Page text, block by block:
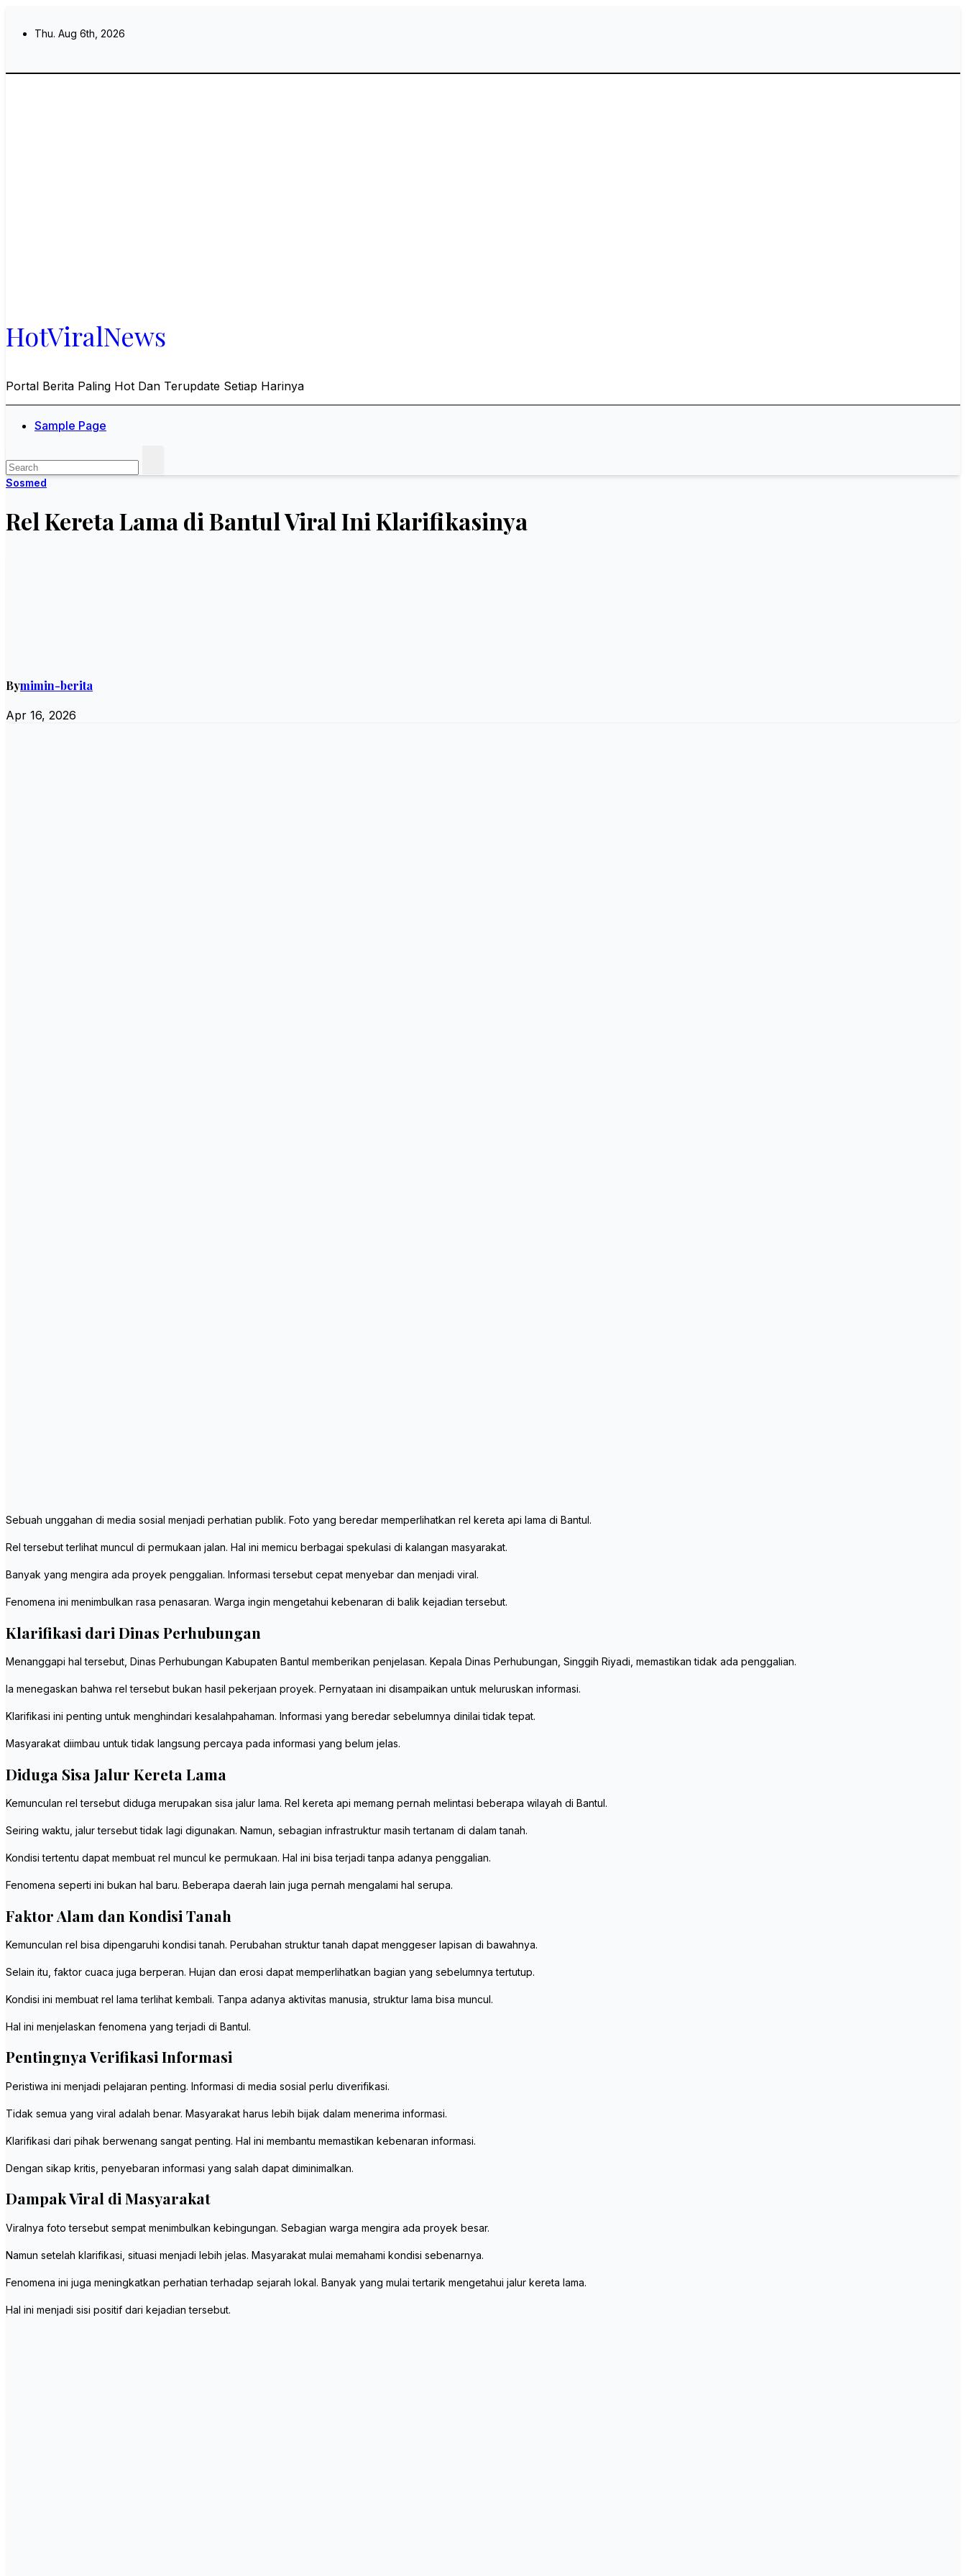
content
Thu. Aug 6th, 2026
HotViralNews
Portal Berita Paling Hot Dan Terupdate Setiap Harinya
Sample Page
Sosmed
Rel Kereta Lama di Bantul Viral Ini Klarifikasinya
Bymimin-berita
Apr 16, 2026
Sebuah unggahan di media sosial menjadi perhatian publik. Foto yang beredar memperlihatkan rel kereta api lama di Bantul.
Rel tersebut terlihat muncul di permukaan jalan. Hal ini memicu berbagai spekulasi di kalangan masyarakat.
Banyak yang mengira ada proyek penggalian. Informasi tersebut cepat menyebar dan menjadi viral.
Fenomena ini menimbulkan rasa penasaran. Warga ingin mengetahui kebenaran di balik kejadian tersebut.
Klarifikasi dari Dinas Perhubungan
Menanggapi hal tersebut, Dinas Perhubungan Kabupaten Bantul memberikan penjelasan. Kepala Dinas Perhubungan, Singgih Riyadi, memastikan tidak ada penggalian.
Ia menegaskan bahwa rel tersebut bukan hasil pekerjaan proyek. Pernyataan ini disampaikan untuk meluruskan informasi.
Klarifikasi ini penting untuk menghindari kesalahpahaman. Informasi yang beredar sebelumnya dinilai tidak tepat.
Masyarakat diimbau untuk tidak langsung percaya pada informasi yang belum jelas.
Diduga Sisa Jalur Kereta Lama
Kemunculan rel tersebut diduga merupakan sisa jalur lama. Rel kereta api memang pernah melintasi beberapa wilayah di Bantul.
Seiring waktu, jalur tersebut tidak lagi digunakan. Namun, sebagian infrastruktur masih tertanam di dalam tanah.
Kondisi tertentu dapat membuat rel muncul ke permukaan. Hal ini bisa terjadi tanpa adanya penggalian.
Fenomena seperti ini bukan hal baru. Beberapa daerah lain juga pernah mengalami hal serupa.
Faktor Alam dan Kondisi Tanah
Kemunculan rel bisa dipengaruhi kondisi tanah. Perubahan struktur tanah dapat menggeser lapisan di bawahnya.
Selain itu, faktor cuaca juga berperan. Hujan dan erosi dapat memperlihatkan bagian yang sebelumnya tertutup.
Kondisi ini membuat rel lama terlihat kembali. Tanpa adanya aktivitas manusia, struktur lama bisa muncul.
Hal ini menjelaskan fenomena yang terjadi di Bantul.
Pentingnya Verifikasi Informasi
Peristiwa ini menjadi pelajaran penting. Informasi di media sosial perlu diverifikasi.
Tidak semua yang viral adalah benar. Masyarakat harus lebih bijak dalam menerima informasi.
Klarifikasi dari pihak berwenang sangat penting. Hal ini membantu memastikan kebenaran informasi.
Dengan sikap kritis, penyebaran informasi yang salah dapat diminimalkan.
Dampak Viral di Masyarakat
Viralnya foto tersebut sempat menimbulkan kebingungan. Sebagian warga mengira ada proyek besar.
Namun setelah klarifikasi, situasi menjadi lebih jelas. Masyarakat mulai memahami kondisi sebenarnya.
Fenomena ini juga meningkatkan perhatian terhadap sejarah lokal. Banyak yang mulai tertarik mengetahui jalur kereta lama.
Hal ini menjadi sisi positif dari kejadian tersebut.